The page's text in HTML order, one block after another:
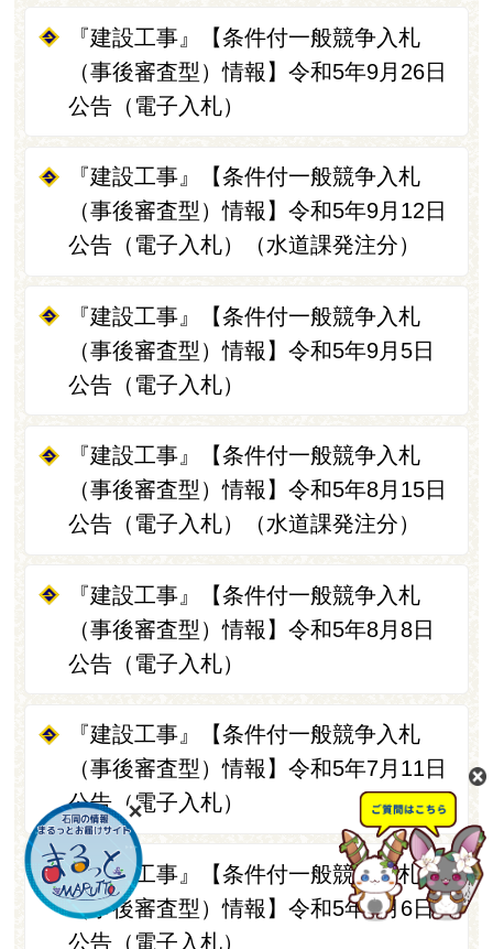
『建設工事』【条件付一般競争入札
（事後審査型）情報】令和5年9月26日
公告（電子入札）
『建設工事』【条件付一般競争入札
（事後審査型）情報】令和5年9月12日
公告（電子入札）（水道課発注分）
『建設工事』【条件付一般競争入札
（事後審査型）情報】令和5年9月5日
公告（電子入札）
『建設工事』【条件付一般競争入札
（事後審査型）情報】令和5年8月15日
公告（電子入札）（水道課発注分）
『建設工事』【条件付一般競争入札
（事後審査型）情報】令和5年8月8日
公告（電子入札）
『建設工事』【条件付一般競争入札
（事後審査型）情報】令和5年7月11日
公告（電子入札）
『建設工事』【条件付一般競争入札
（事後審査型）情報】令和5年6月6日
公告（電子入札）